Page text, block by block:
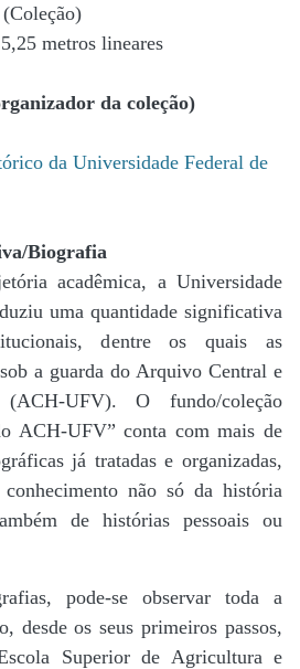
metros lineares
da coleção)
da Universidade Federal de
Biografia
acadêmica, a Universidade
uma quantidade significativa
dentre os quais as
a guarda do Arquivo Central e
UFV). O fundo/coleção
ACH-UFV” conta com mais de
já tratadas e organizadas,
não só da história
de histórias pessoais ou
pode-se observar toda a
desde os seus primeiros passos,
Superior de Agricultura e